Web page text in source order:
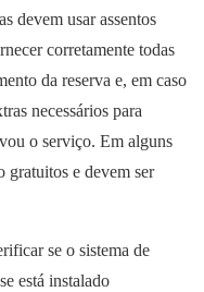
devem usar assentos
corretamente todas
da reserva e, em caso
necessários para
o serviço. Em alguns
gratuitos e devem ser
se o sistema de
está instalado